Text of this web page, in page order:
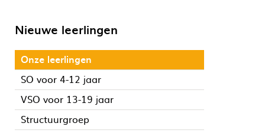
Nieuwe leerlingen
Onze leerlingen
SO voor 4-12 jaar
VSO voor 13-19 jaar
Structuurgroep